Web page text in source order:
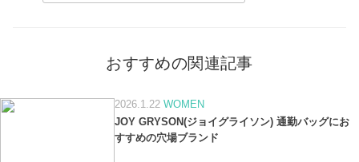
おすすめの関連記事
2026.1.22 WOMEN
JOY GRYSON(ジョイグライソン) 通勤バッグにお
すすめの穴場ブランド